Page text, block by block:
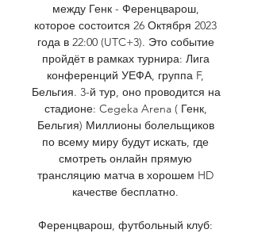
между Генк - Ференцварош,
которое состоится 26 Октября 2023
года в 22:00 (UTC+3). Это событие
пройдёт в рамках турнира: Лига
конференций УЕФА, группа F,
Бельгия. 3-й тур, оно проводится на
стадионе: Cegeka Arena ( Генк,
Бельгия) Миллионы болельщиков
по всему миру будут искать, где
смотреть онлайн прямую
трансляцию матча в хорошем HD
качестве бесплатно.
Ференцварош, футбольный клуб: